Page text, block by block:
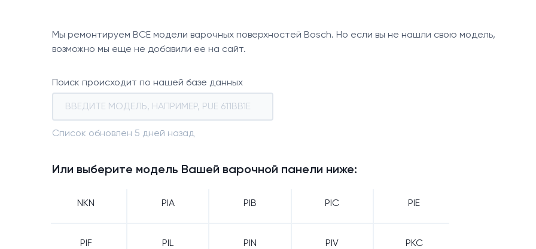
Мы ремонтируем ВСЕ модели варочных поверхностей Bosch. Но если вы не нашли свою модель,
возможно мы еще не добавили ее на сайт.
Поиск происходит по нашей базе данных
Список обновлен 5 дней назад
Или выберите модель Вашей варочной панели ниже:
NKN PIA PIB PIC PIE
PIF PIL PIN PIV PKC